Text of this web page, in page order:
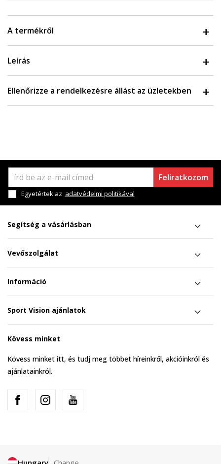
A termékről
Leírás
Ellenőrizze a rendelkezésre állást az üzletekben
Feliratkozom
Egyetértek az adatvédelmi politikával
Segítség a vásárlásban
Vevőszolgálat
Információ
Sport Vision ajánlatok
Kövess minket
Kövess minket itt, és tudj meg többet híreinkről, akcióinkról és
ajánlatainkról.